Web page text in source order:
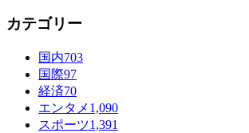
カテゴリー
国内703
国際97
経済70
エンタメ 1,090
スポーツ1,391